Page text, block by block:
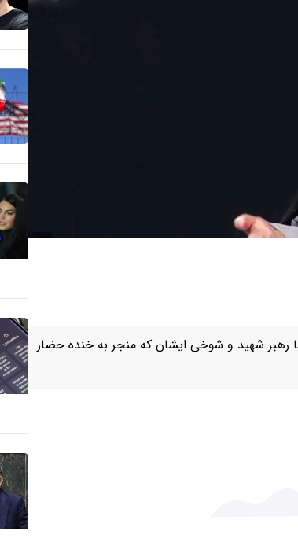
با رهبر شهید و شوخی ایشان که منجر به خنده حضار